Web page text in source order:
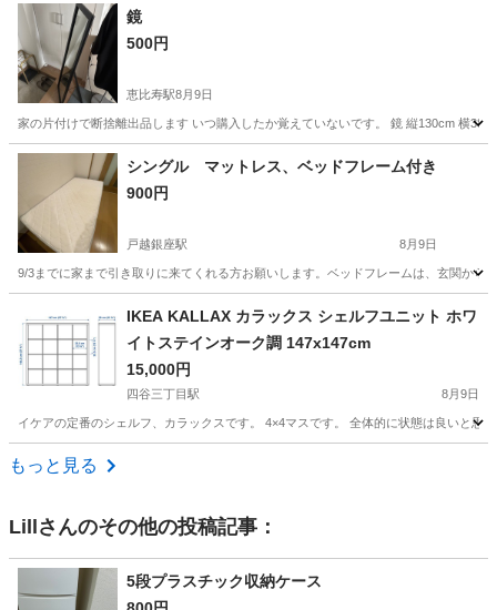
東京 中野区
鏡
500円
恵比寿駅8月9日
家の片付けで断捨離出品します いつ購入したか覚えていないです。 鏡 縦130cm 横
東京 渋谷区 恵比寿駅
シングル マットレス、ベッドフレーム付き
900円
戸越銀座駅 8月9日
9/3までに家まで引き取りに来てくれる方お願いします。ベッドフレームは、玄関か
ベッド
IKEA KALLAX カラックス シェルフユニット ホワ
イトステインオーク調 147x147cm
15,000円
四谷三丁目駅 8月9日
イケアの定番のシェルフ、カラックスです。 4×4マスです。 全体的に状態は良いと
東京 新宿区
もっと見る
Lill さんのその他の投稿記事：
5段プラスチック収納ケース